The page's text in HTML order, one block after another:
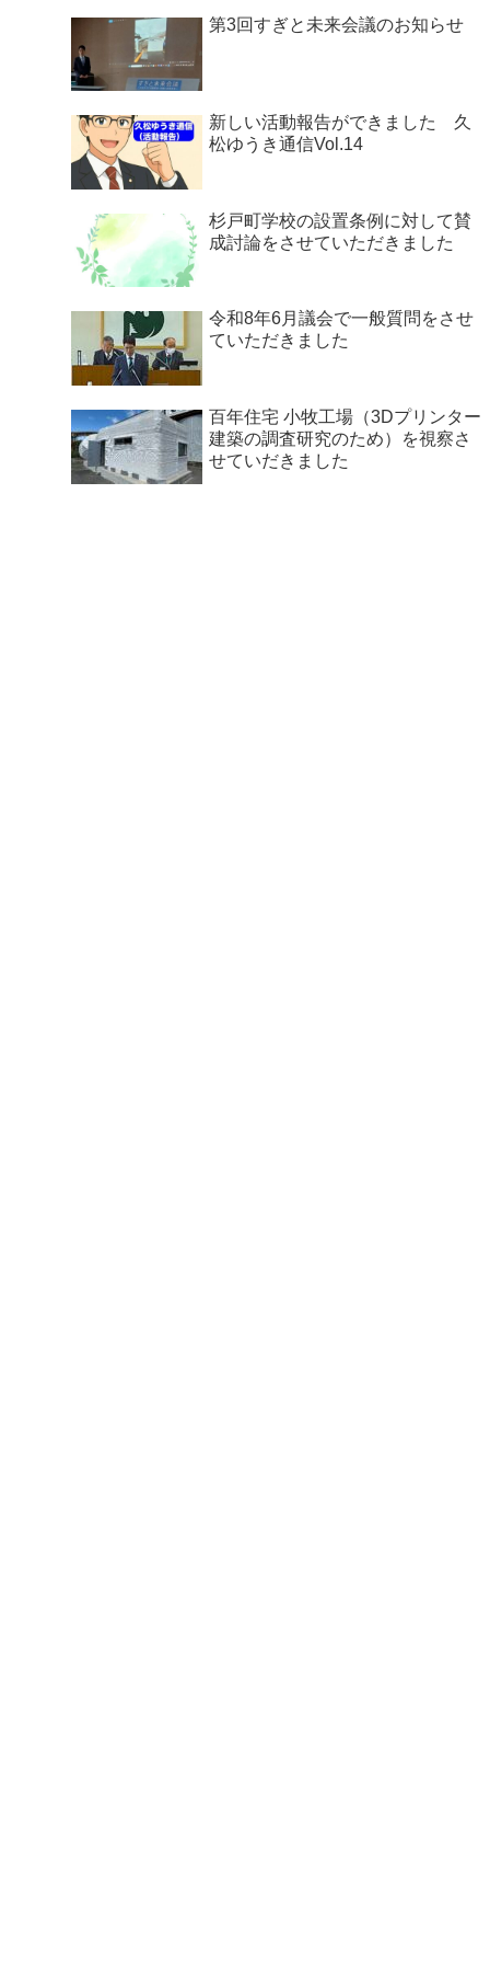
第3回すぎと未来会議のお知らせ
新しい活動報告ができました 久
松ゆうき通信Vol.14
杉戸町学校の設置条例に対して賛
成討論をさせていただきました
令和8年6月議会で一般質問をさせ
ていただきました
百年住宅 小牧工場（3Dプリンター
建築の調査研究のため）を視察さ
せていだきました